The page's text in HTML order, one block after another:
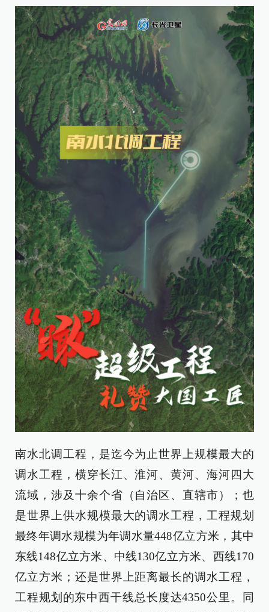
南水北调工程，是迄今为止世界上规模最大的
调水工程，横穿长江、淮河、黄河、海河四大
流域，涉及十余个省（自治区、直辖市）；也
是世界上供水规模最大的调水工程，工程规划
最终年调水规模为年调水量448亿立方米，其中
东线148亿立方米、中线130亿立方米、西线170
亿立方米；还是世界上距离最长的调水工程，
工程规划的东中西干线总长度达4350公里。同